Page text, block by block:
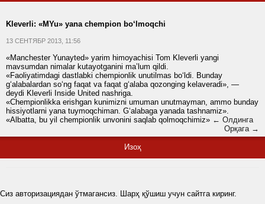
Kleverli: «MYu» yana chempion bo‘lmoqchi
13 СЕНТЯБР 2013, 11:56
«Manchester Yunayted» yarim himoyachisi Tom Kleverli yangi
mavsumdan nimalar kutayotganini maʼlum qildi.
«Faoliyatimdagi dastlabki chempionlik unutilmas bo‘ldi. Bunday
g‘alabalardan so‘ng faqat va faqat g‘alaba qozonging kelaveradi», —
deydi Kleverli Inside United nashriga.
«Chempionlikka erishgan kunimizni umuman unutmayman, ammo bunday
hissiyotlarni yana tuymoqchiman. G‘alabaga yanada tashnamiz».
«Albatta, bu yil chempionlik unvonini saqlab qolmoqchimiz» ← Олдинга
Орқага →
Изоҳ
Сиз авторизациядан ўтмагансиз. Шарҳ қўшиш учун сайтга киринг.